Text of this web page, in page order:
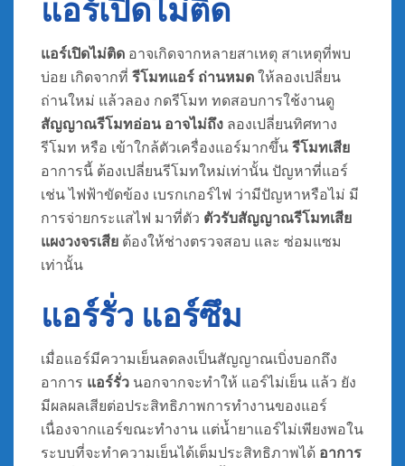
แอร์เปิดไม่ติด
แอร์เปิดไม่ติด อาจเกิดจากหลายสาเหตุ สาเหตุที่พบ
บ่อย เกิดจากที่ รีโมทแอร์ ถ่านหมด ให้ลองเปลี่ยน
ถ่านใหม่ แล้วลอง กดรีโมท ทดสอบการใช้งานดู
สัญญาณรีโมทอ่อน อาจไม่ถึง ลองเปลี่ยนทิศทาง
รีโมท หรือ เข้าใกล้ตัวเครื่องแอร์มากขึ้น รีโมทเสีย
อาการนี้ ต้องเปลี่ยนรีโมทใหม่เท่านั้น ปัญหาที่แอร์
เช่น ไฟฟ้าขัดข้อง เบรกเกอร์ไฟ ว่ามีปัญหาหรือไม่ มี
การจ่ายกระแสไฟ มาที่ตัว ตัวรับสัญญาณรีโมทเสีย
แผงวงจรเสีย ต้องให้ช่างตรวจสอบ และ ซ่อมแซม
เท่านั้น
แอร์รั่ว แอร์ซึม
เมื่อแอร์มีความเย็นลดลงเป็นสัญญาณเบิ่งบอกถึง
อาการ แอร์รั่ว นอกจากจะทำให้ แอร์ไม่เย็น แล้ว ยัง
มีผลผลเสียต่อประสิทธิภาพการทำงานของแอร์
เนื่องจากแอร์ขณะทำงาน แต่น้ำยาแอร์ไม่เพียงพอใน
ระบบที่จะทำความเย็นได้เต็มประสิทธิภาพได้ อาการ